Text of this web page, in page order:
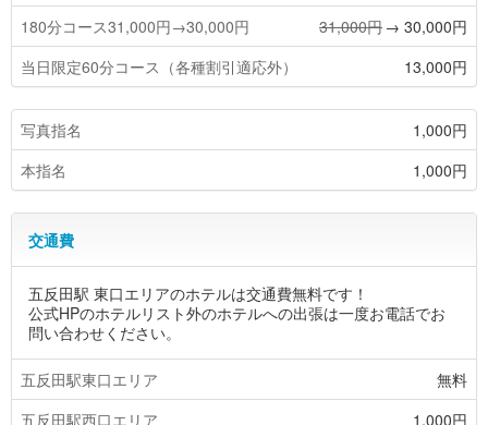
180分コース31,000円→30,000円
31,000円 → 30,000円
当日限定60分コース（各種割引適応外）
13,000円
写真指名
1,000円
本指名
1,000円
交通費
五反田駅 東口エリアのホテルは交通費無料です！
公式HPのホテルリスト外のホテルへの出張は一度お電話でお
問い合わせください。
五反田駅東口エリア
無料
五反田駅西口エリア
1,000円